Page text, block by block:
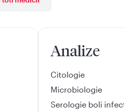
Analize
Citologie
Microbiologie
Serologie boli